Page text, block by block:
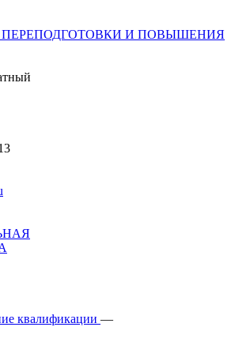
ПЕРЕПОДГОТОВКИ И ПОВЫШЕНИЯ
квалификации —